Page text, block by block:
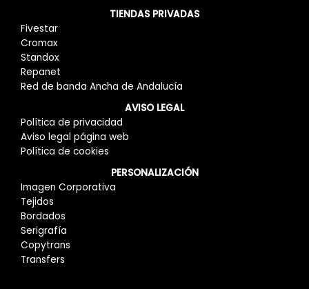
TIENDAS PRIVADAS
Fivestar
Cromax
Standox
Repanet
Red de banda Ancha de Andalucía
AVISO LEGAL
Política de privacidad
Aviso legal página web
Política de cookies
PERSONALIZACIÓN
Imagen Corporativa
Tejidos
Bordados
Serigrafía
Copytrans
Transfers